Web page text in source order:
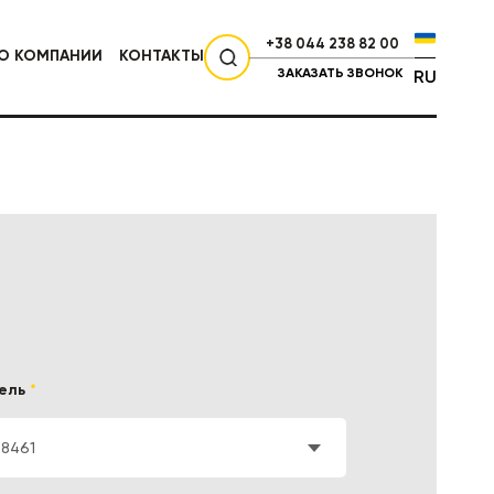
КОМПАНИИ КОНТАКТЫ
+38 044 238 82 00
ЗАКАЗАТЬ ЗВОНОК RU
*